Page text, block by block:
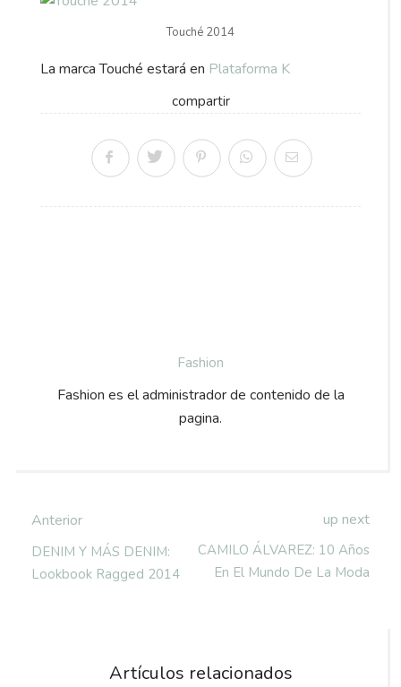
Touché 2014
La marca Touché estará en Plataforma K
compartir
Fashion
Fashion es el administrador de contenido de la
pagina.
Anterior
DENIM Y MÁS DENIM:
Lookbook Ragged 2014
up next
CAMILO ÁLVAREZ: 10 Años
En El Mundo De La Moda
Artículos relacionados